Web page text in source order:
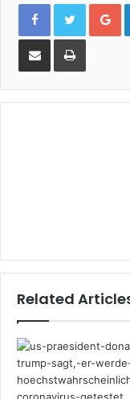
Share
Email
Print
Related